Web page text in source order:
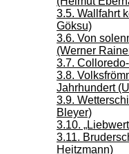
3.5. Wallfahrt
Göksu)
3.6. Von
(Werner
3.7.
3.8.
Jahrhundert
3.9.
Bleyer)
3.10.
3.11.
Heitzmann)